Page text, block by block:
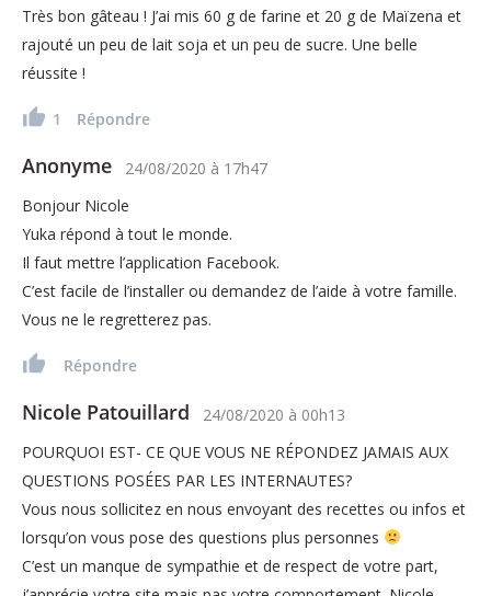
Très bon gâteau ! J’ai mis 60 g de farine et 20 g de Maïzena et
rajouté un peu de lait soja et un peu de sucre. Une belle
réussite !
1 Répondre
Anonyme 24/08/2020 à 17h47
Bonjour Nicole
Yuka répond à tout le monde.
Il faut mettre l’application Facebook.
C’est facile de l’installer ou demandez de l’aide à votre famille.
Vous ne le regretterez pas.
Répondre
Nicole Patouillard 24/08/2020 à 00h13
POURQUOI EST- CE QUE VOUS NE RÉPONDEZ JAMAIS AUX
QUESTIONS POSÉES PAR LES INTERNAUTES?
Vous nous sollicitez en nous envoyant des recettes ou infos et
lorsqu’on vous pose des questions plus personnes
C’est un manque de sympathie et de respect de votre part,